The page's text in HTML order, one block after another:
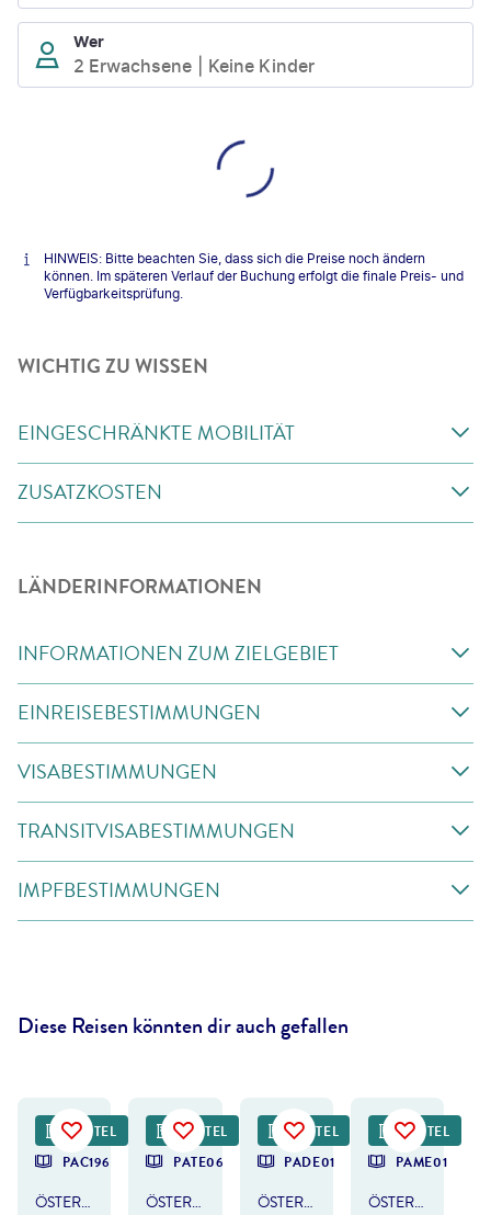
Wer
2 Erwachsene Keine Kinder
HINWEIS: Bitte beachten Sie, dass sich die Preise noch ändern
können. Im späteren Verlauf der Buchung erfolgt die finale Preis- und
Verfügbarkeitsprüfung.
WICHTIG ZU WISSEN
EINGESCHRÄNKTE MOBILITÄT
ZUSATZKOSTEN
LÄNDERINFORMATIONEN
INFORMATIONEN ZUM ZIELGEBIET
EINREISEBESTIMMUNGEN
VISABESTIMMUNGEN
TRANSITVISABESTIMMUNGEN
IMPFBESTIMMUNGEN
Diese Reisen könnten dir auch gefallen
HOTEL
PAC196
ÖSTERREICH - SALZBURGER LAND
DEALHOTEL
PATE06
ÖSTERREICH/TIROL - PITZTAL
HOTEL
PADE01
ÖSTERREICH - TIROL
HOTEL
PAME01
ÖSTERREICH - STEIERMARK